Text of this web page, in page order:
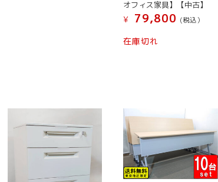
オフィス家具】【中古】
¥
79,800 (税込）
在庫切れ